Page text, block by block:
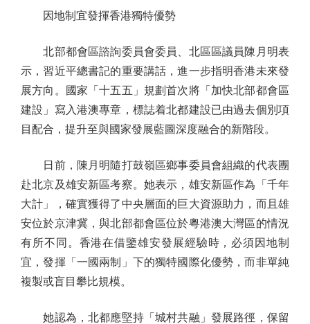
因地制宜發揮香港獨特優勢
北部都會區諮詢委員會委員、北區區議員陳月明表
示，習近平總書記的重要講話，進一步指明香港未來發
展方向。國家「十五五」規劃首次將「加快北部都會區
建設」寫入港澳專章，標誌着北都建設已由過去個別項
目配合，提升至與國家發展藍圖深度融合的新階段。
日前，陳月明隨打鼓嶺區鄉事委員會組織的代表團
赴北京及雄安新區考察。她表示，雄安新區作為「千年
大計」，確實獲得了中央層面的巨大資源助力，而且雄
安位於京津冀，與北部都會區位於粵港澳大灣區的情況
有所不同。香港在借鑒雄安發展經驗時，必須因地制
宜，發揮「一國兩制」下的獨特國際化優勢，而非單純
複製或盲目攀比規模。
她認為，北都應堅持「城村共融」發展路徑，保留